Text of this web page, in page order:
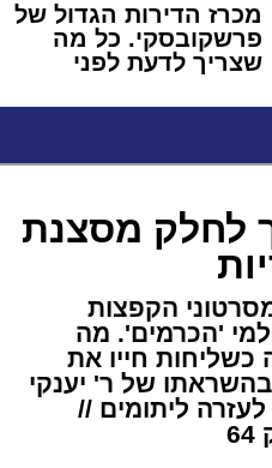
מכרז הדירות הגדול של
פרשקובסקי. כל מה
שצריך לדעת לפני
באשדוד
לחלק מסצנת
הקפצות
'הכרמים'. מה
כשליחות חייו את
של ר' יענקי
ליתומים //